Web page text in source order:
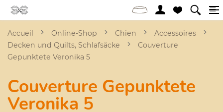
Accueil Online-Shop Chien
Accessoires
Decken und Quilts, Schlafsäcke
Couverture
Gepunktete Veronika 5
Couverture Gepunktete
Veronika 5